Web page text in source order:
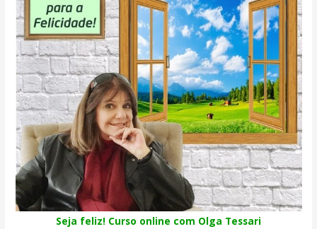
Seja feliz! Curso online com Olga Tessari